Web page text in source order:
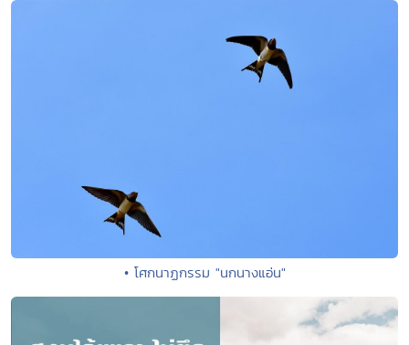
• โศกนาฏกรรม "นกนางแอ่น"